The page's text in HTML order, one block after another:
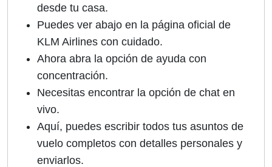
desde tu casa.
Puedes ver abajo en la página oficial de
KLM Airlines con cuidado.
Ahora abra la opción de ayuda con
concentración.
Necesitas encontrar la opción de chat en
vivo.
Aquí, puedes escribir todos tus asuntos de
vuelo completos con detalles personales y
enviarlos.